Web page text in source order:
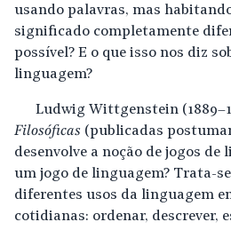
usando palavras, mas
significado completamente
possível? E o que isso nos diz
linguagem?
Ludwig Wittgenstein
Filosóficas (publicadas
desenvolve a noção de jogos de
um jogo de linguagem? Trata-
diferentes usos da linguagem
cotidianas: ordenar, descrever,